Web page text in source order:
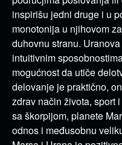
inspirišu jedni druge i u
monotonija u njihovom
duhovnu stranu.
intuitivnim
mogućnost da utiče
delovanje je praktično,
zdrav način života, sport
sa škorpijom, planete
odnos i međusobnu